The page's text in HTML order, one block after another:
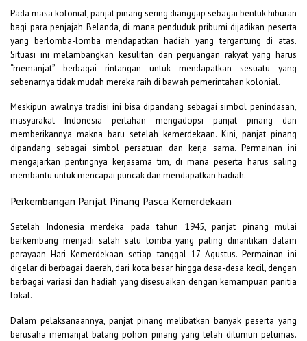
Pada masa kolonial, panjat pinang sering dianggap sebagai bentuk hiburan
bagi para penjajah Belanda, di mana penduduk pribumi dijadikan peserta
yang berlomba-lomba mendapatkan hadiah yang tergantung di atas.
Situasi ini melambangkan kesulitan dan perjuangan rakyat yang harus
“memanjat” berbagai rintangan untuk mendapatkan sesuatu yang
sebenarnya tidak mudah mereka raih di bawah pemerintahan kolonial.
Meskipun awalnya tradisi ini bisa dipandang sebagai simbol penindasan,
masyarakat Indonesia perlahan mengadopsi panjat pinang dan
memberikannya makna baru setelah kemerdekaan. Kini, panjat pinang
dipandang sebagai simbol persatuan dan kerja sama. Permainan ini
mengajarkan pentingnya kerjasama tim, di mana peserta harus saling
membantu untuk mencapai puncak dan mendapatkan hadiah.
Perkembangan Panjat Pinang Pasca Kemerdekaan
Setelah Indonesia merdeka pada tahun 1945, panjat pinang mulai
berkembang menjadi salah satu lomba yang paling dinantikan dalam
perayaan Hari Kemerdekaan setiap tanggal 17 Agustus. Permainan ini
digelar di berbagai daerah, dari kota besar hingga desa-desa kecil, dengan
berbagai variasi dan hadiah yang disesuaikan dengan kemampuan panitia
lokal.
Dalam pelaksanaannya, panjat pinang melibatkan banyak peserta yang
berusaha memanjat batang pohon pinang yang telah dilumuri pelumas.